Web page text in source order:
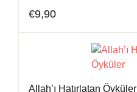
€9,90
Allah’ı Hatırlatan Öyküler